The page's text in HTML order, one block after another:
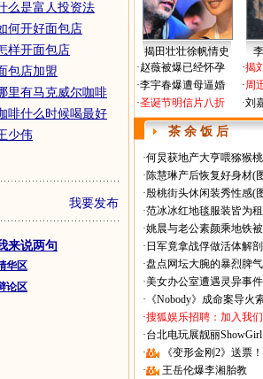
么是富人投资法
何开好面包店
样开面包店
包店加盟
里有马克威尔咖啡
啡什么时候喝最好
少伟
我要发布
来说两句
华区
论区
揭田壮壮徐帆情史
·赵薇被爆已经怀孕
·李宇春爆遭母逼婚
·圣诞节明信片八折
·揭
·周
·刘
茶 余 饭 后
·何炅获地产大亨喂猕猴
·陈慧琳产后恢复好身材(
·殷桃街头休闲装秀性感(
·范冰冰红地毯服装皆为
·姚晨与老公素颜乘地铁
· 日军竟拿战俘做活体解剖
·盘点网坛大腕的暴烈脾气
·美女办公室遭遇灵异事件
· 《Nobody》成命案导火
·搜狐娱乐招聘：加入我们
·台北电玩展靓丽ShowGirl
·
《变形金刚2》送票！
·
王岳伦爆李湘胎教